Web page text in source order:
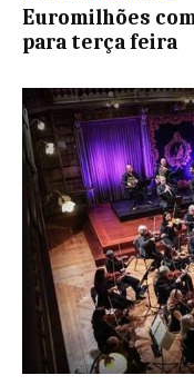
Euromilhões
para terça feira